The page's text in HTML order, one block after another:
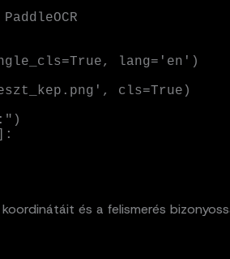
lang='en')
cls=True)
és a felismerés